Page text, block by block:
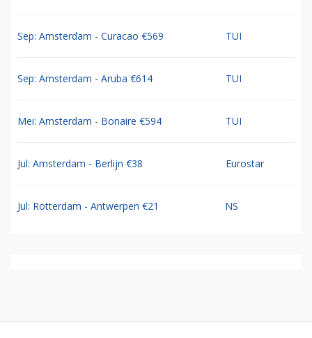
Sep: Amsterdam - Curacao €569 TUI
Sep: Amsterdam - Aruba €614 TUI
Mei: Amsterdam - Bonaire €594 TUI
Jul: Amsterdam - Berlijn €38 Eurostar
Jul: Rotterdam - Antwerpen €21 NS